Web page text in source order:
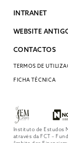
INTRANET
WEBSITE
CONTACTOS
TERMOS DE
FICHA TÉCNICA
Instituto de Estudos
através da FCT –